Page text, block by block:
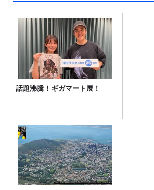
話題沸騰！ギガマート展！